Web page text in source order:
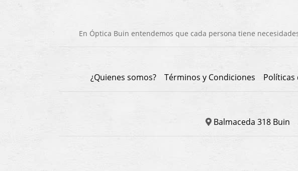
En Óptica Buin entendemos que cada persona tiene
¿Quienes somos? Términos y Condiciones Políticas
Balmaceda 318 Buin